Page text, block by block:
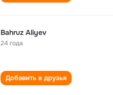
Bahruz Aliyev
24 года
Добавить в друзья